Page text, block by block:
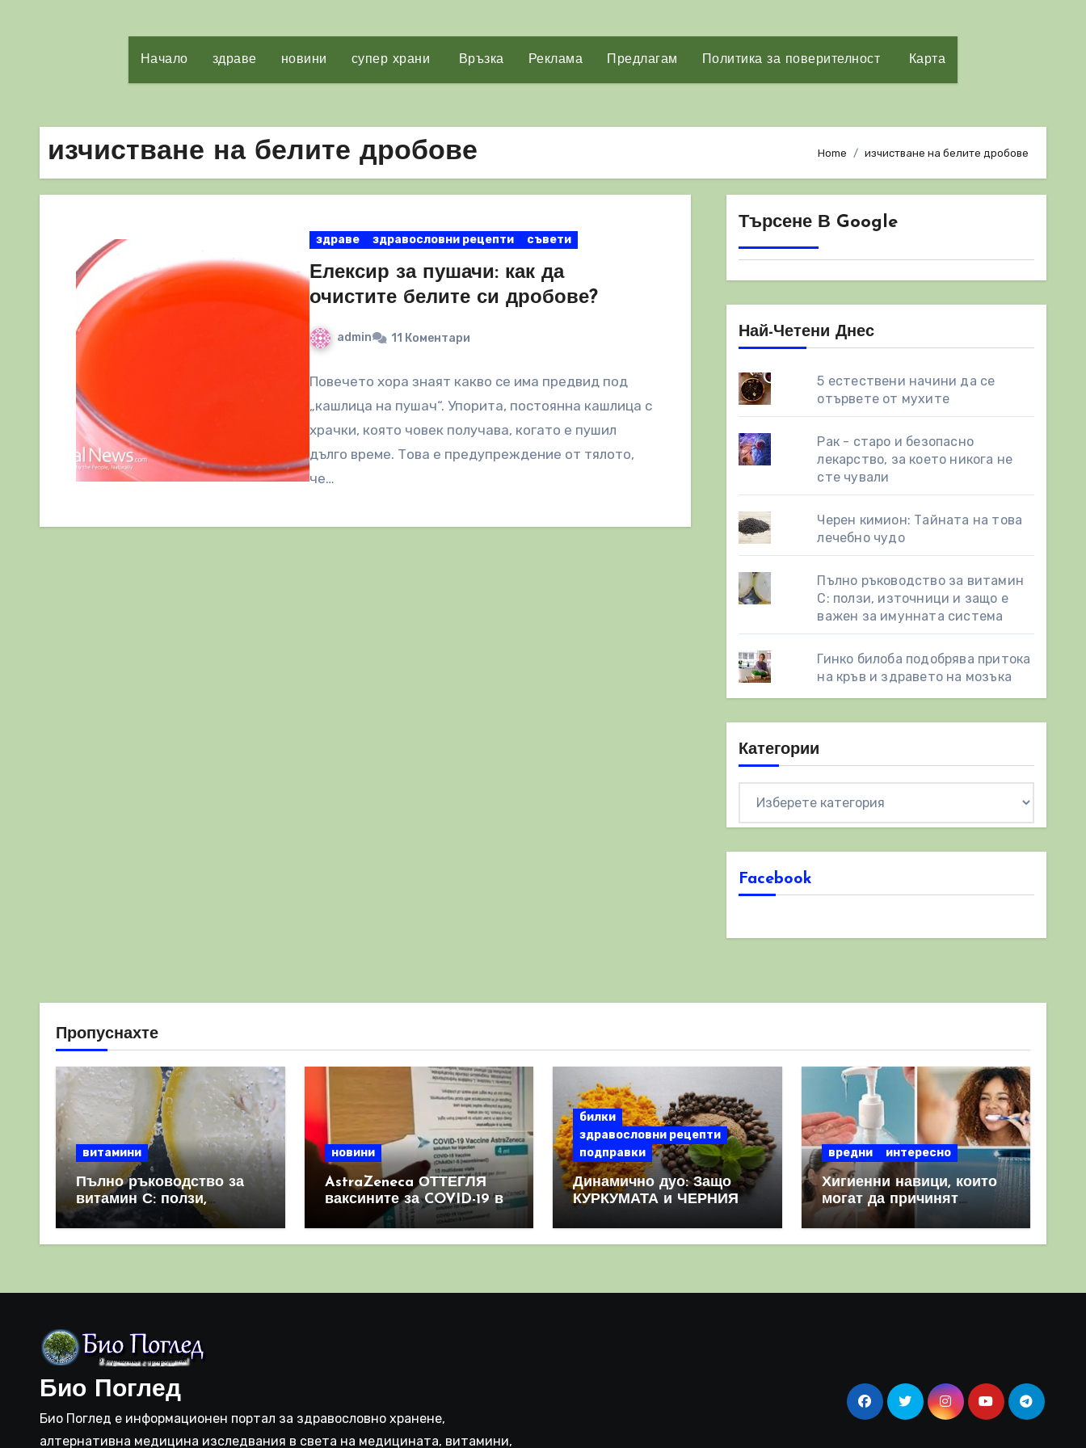
Начало здраве новини супер храни Връзка Реклама Предлагам Политика за поверителност Карта
изчистване на белите дробове Home изчистване на белите дробове
здраве здравословни рецепти съвети
Елексир за пушачи: как да
очистите белите си дробове?
admin 11 Коментари
Повечето хора знаят какво се има предвид под
„кашлица на пушач“. Упорита, постоянна кашлица с
храчки, която човек получава, когато е пушил
дълго време. Това е предупреждение от тялото,
че…
Търсене В Google
Най-Четени Днес
5 естествени начини да се
отървете от мухите
Рак - старо и безопасно
лекарство, за което никога не
сте чували
Черен кимион: Тайната на това
лечебно чудо
Пълно ръководство за витамин
С: ползи, източници и защо е
важен за имунната система
Гинко билоба подобрява притока
на кръв и здравето на мозъка
Категории
Facebook
Пропуснахте
витамини
Пълно ръководство за
витамин С: ползи,
източници и защо е
важен за имунната
новини
AstraZeneca ОТТЕГЛЯ
ваксините за COVID-19 в
световен мащаб, след
като призна, че те
билки
здравословни рецепти
подправки
Динамично дуо: Защо
КУРКУМАТА и ЧЕРНИЯ
комбинация
вредни интересно
Хигиенни навици, които
могат да причинят
повече вреда, отколкото
полза
Био Поглед
Био Поглед е информационен портал за здравословно хранене,
алтернативна медицина изследвания в света на медицината, витамини,